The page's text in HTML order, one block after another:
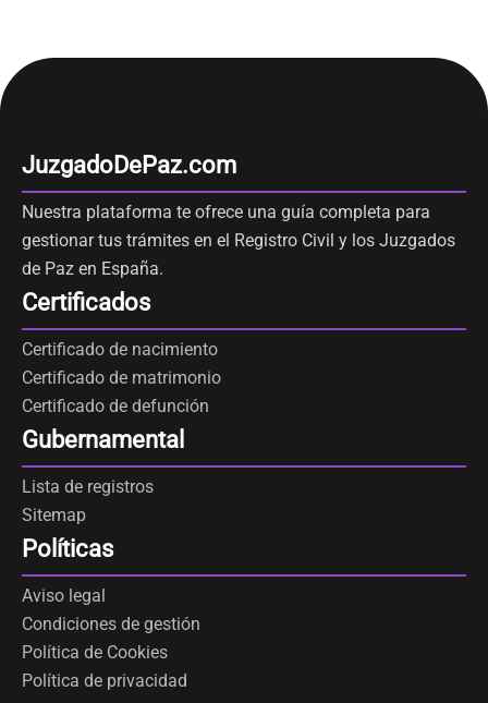
JuzgadoDePaz.com
Nuestra plataforma te ofrece una guía completa para
gestionar tus trámites en el Registro Civil y los Juzgados
de Paz en España.
Certificados
Certificado de nacimiento
Certificado de matrimonio
Certificado de defunción
Gubernamental
Lista de registros
Sitemap
Políticas
Aviso legal
Condiciones de gestión
Política de Cookies
Política de privacidad